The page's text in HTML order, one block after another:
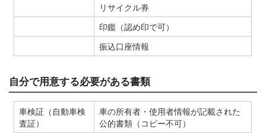
リサイクル券
印鑑（認め印で可）
振込口座情報
自分で用意する必要がある書類
車検証（自動車検
査証）
車の所有者・使用者情報が記載された
公的書類（コピー不可）